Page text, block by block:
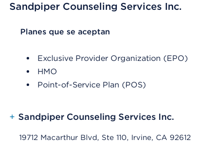
Sandpiper Counseling Services Inc.
List Header Planes que se aceptan
Planes que se aceptan
Exclusive Provider Organization (EPO)
HMO
Point-of-Service Plan (POS)
+ Sandpiper Counseling Services Inc.
19712 Macarthur Blvd, Ste 110, Irvine, CA 92612